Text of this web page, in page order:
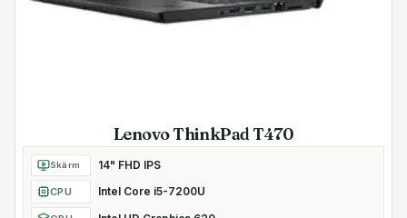
Lenovo ThinkPad T470
Skärm 14" FHD IPS
CPU Intel Core i5-7200U